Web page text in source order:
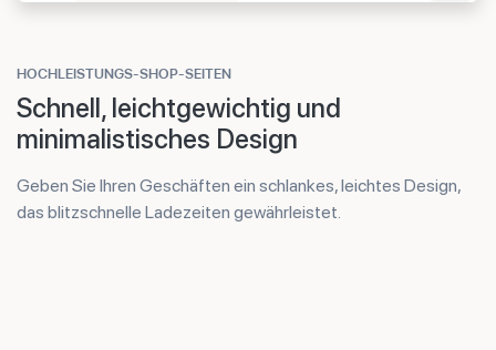
HOCHLEISTUNGS-SHOP-SEITEN
Schnell, leichtgewichtig und
minimalistisches Design
Geben Sie Ihren Geschäften ein schlankes, leichtes Design,
das blitzschnelle Ladezeiten gewährleistet.